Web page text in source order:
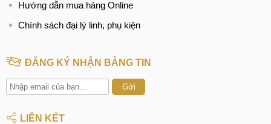
Hướng dẫn mua hàng Online
Chính sách đại lý linh, phụ kiện
ĐĂNG KÝ NHẬN BẢNG TIN
Gửi
LIÊN KẾT